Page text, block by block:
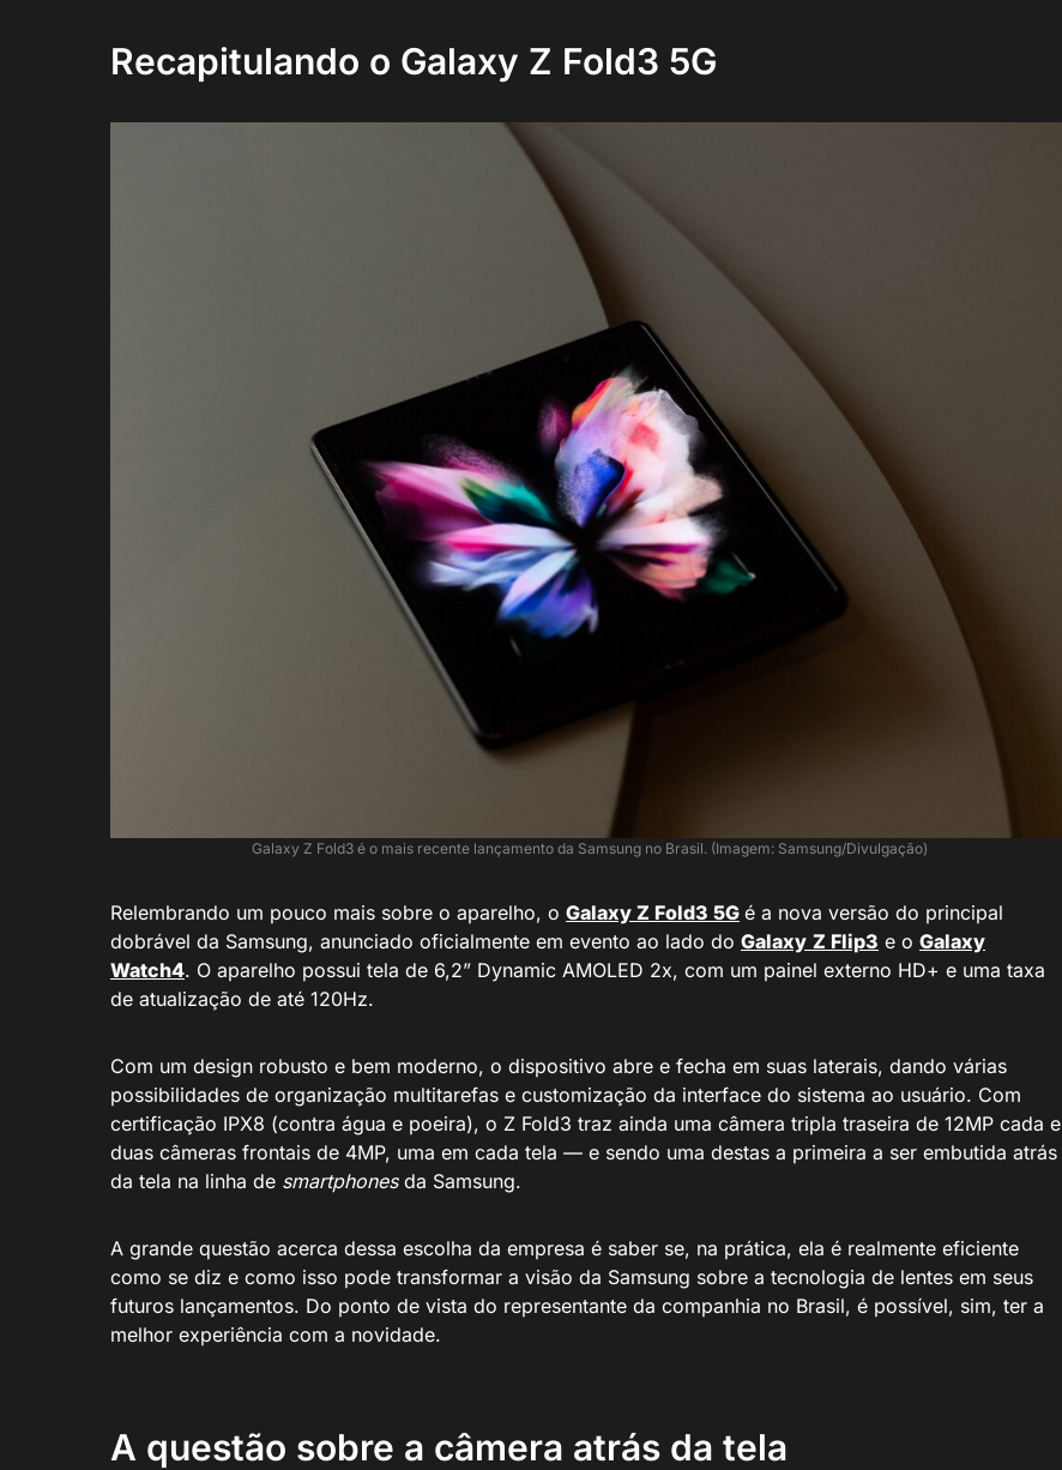
Recapitulando o Galaxy Z Fold3 5G
Galaxy Z Fold3 é o mais recente lançamento da Samsung no Brasil. (Imagem: Samsung/Divulgação)
Relembrando um pouco mais sobre o aparelho, o Galaxy Z Fold3 5G é a nova versão do principal
dobrável da Samsung, anunciado oficialmente em evento ao lado do Galaxy Z Flip3 e o Galaxy
Watch4. O aparelho possui tela de 6,2” Dynamic AMOLED 2x, com um painel externo HD+ e uma taxa
de atualização de até 120Hz.
Com um design robusto e bem moderno, o dispositivo abre e fecha em suas laterais, dando várias
possibilidades de organização multitarefas e customização da interface do sistema ao usuário. Com
certificação IPX8 (contra água e poeira), o Z Fold3 traz ainda uma câmera tripla traseira de 12MP cada e
duas câmeras frontais de 4MP, uma em cada tela — e sendo uma destas a primeira a ser embutida atrás
da tela na linha de smartphones da Samsung.
A grande questão acerca dessa escolha da empresa é saber se, na prática, ela é realmente eficiente
como se diz e como isso pode transformar a visão da Samsung sobre a tecnologia de lentes em seus
futuros lançamentos. Do ponto de vista do representante da companhia no Brasil, é possível, sim, ter a
melhor experiência com a novidade.
A questão sobre a câmera atrás da tela